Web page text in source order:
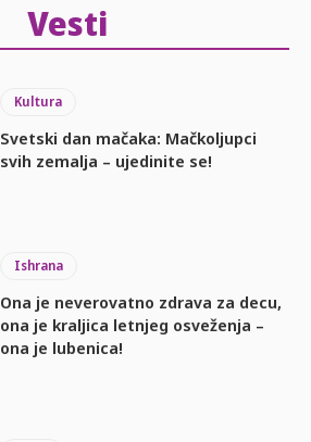
Vesti
Kultura
Svetski dan mačaka: Mačkoljupci
svih zemalja – ujedinite se!
Ishrana
Ona je neverovatno zdrava za decu,
ona je kraljica letnjeg osveženja –
ona je lubenica!